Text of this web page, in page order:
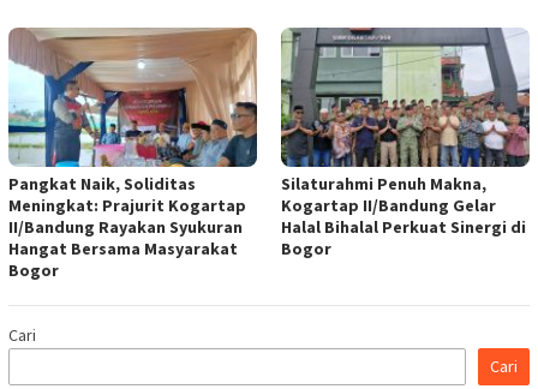
Pangkat Naik, Soliditas
Meningkat: Prajurit Kogartap
II/Bandung Rayakan Syukuran
Hangat Bersama Masyarakat
Bogor
Silaturahmi Penuh Makna,
Kogartap II/Bandung Gelar
Halal Bihalal Perkuat Sinergi di
Bogor
Cari
Cari